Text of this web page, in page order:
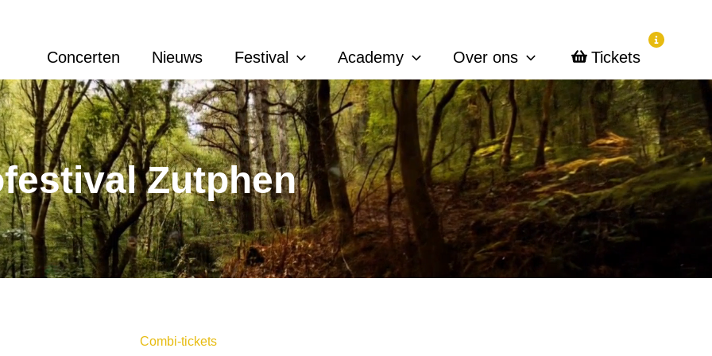
Concerten Nieuws Festival Academy Over ons Tickets
Zutphen
Combi-tickets